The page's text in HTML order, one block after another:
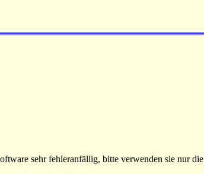
sehr fehleranfällig, bitte verwenden sie nur die